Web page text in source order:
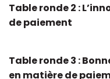
Table ronde 2 :
de paiement
Table ronde 3 :
en matière de